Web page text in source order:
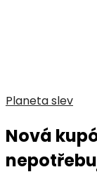
Planeta slev
Nová